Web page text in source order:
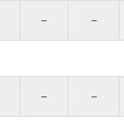
– –
– –